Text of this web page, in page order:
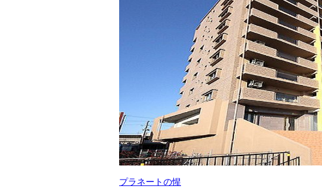
プラネートの惺